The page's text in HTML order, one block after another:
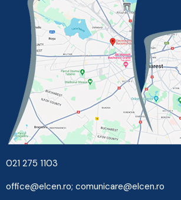
021 275 1103
office@elcen.ro; comunicare@elcen.ro